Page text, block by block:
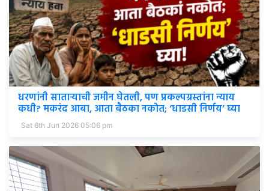
धरणांनी साताऱ्याची जमीन घेतली, पण प्रकल्पग्रस्तांना न्याय
कधी? मकरंद आबा, आता बैठका नकोत; ‘धाडसी निर्णय’ घ्या
Sat 6th Jun 2026 05:06 pm